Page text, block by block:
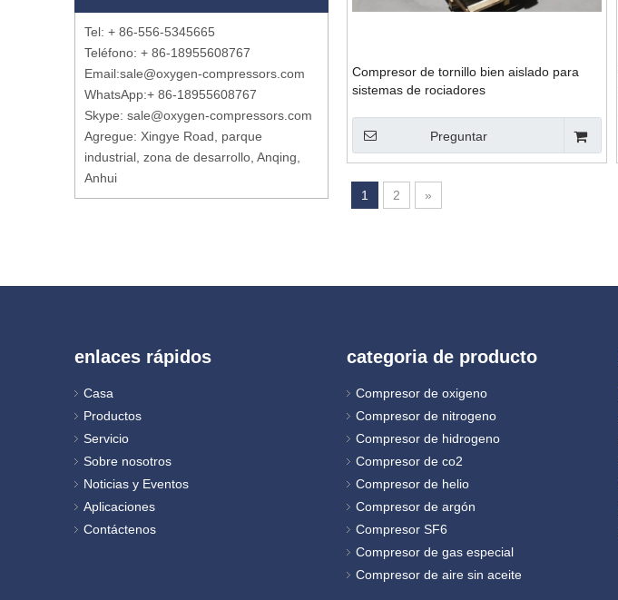
Tel: + 86-556-5345665
Teléfono: + 86-18955608767
Email:sale@oxygen-compressors.com
WhatsApp:+ 86-18955608767
Skype: sale@oxygen-compressors.com
Agregue: Xingye Road, parque
industrial, zona de desarrollo, Anqing,
Anhui
Compresor de tornillo bien aislado para
sistemas de rociadores
Preguntar
1 2 »
enlaces rápidos
Casa
Productos
Servicio
Sobre nosotros
Noticias y Eventos
Aplicaciones
Contáctenos
categoria de producto
Compresor de oxigeno
Compresor de nitrogeno
Compresor de hidrogeno
Compresor de co2
Compresor de helio
Compresor de argón
Compresor SF6
Compresor de gas especial
Compresor de aire sin aceite